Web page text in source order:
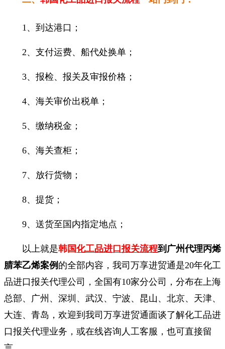
1、到达港口；
2、支付运费、船代处换单；
3、报检、报关及审报价格；
4、海关审价出税单；
5、缴纳税金；
6、海关查柜；
7、放行货物；
8、提货；
9、送货至国内指定地点；
以上就是韩国化工品进口报关流程到广州代理丙烯
腈苯乙烯案例 的全部内容，我司万享进贸通是20年化工
品进口报关代理公司，全国有10家分公司，分布在上海
总部、广州、深圳、武汉、宁波、昆山、北京、天津、
大连、青岛，欢迎到我司万享进贸通面谈了解化工品进
口报关代理业务，或在线咨询人工客服，也可直接留